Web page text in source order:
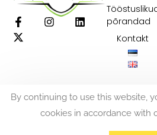
põrandad
Kontakt
By continuing to use this website,
cookies in accordance with